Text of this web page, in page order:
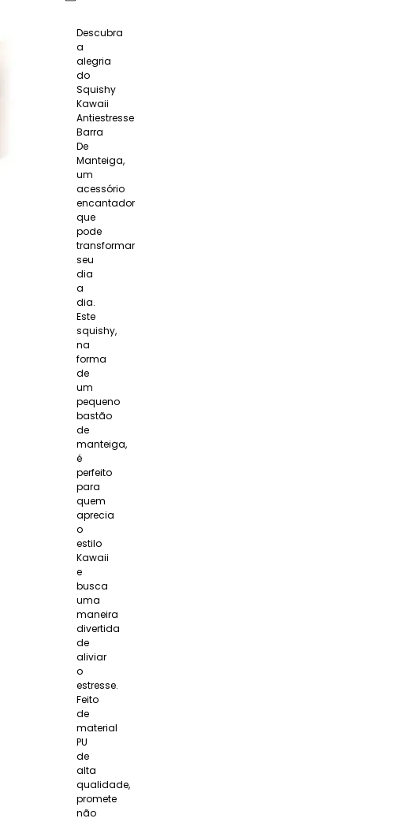
Descubra
a
alegria
do
Squishy
Kawaii
Antiestresse
Barra
De
Manteiga,
um
acessório
encantador
que
pode
transformar
seu
dia
a
dia.
Este
squishy,
na
forma
de
um
pequeno
bastão
de
manteiga,
é
perfeito
para
quem
aprecia
o
estilo
Kawaii
e
busca
uma
maneira
divertida
de
aliviar
o
estresse.
Feito
de
material
PU
de
alta
qualidade,
promete
não